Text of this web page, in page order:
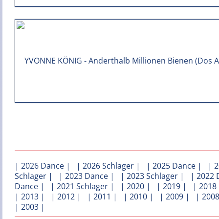
| 2026 Dance | | 2026 Schlager | | 2025 Dance | |
Schlager | | 2023 Dance | | 2023 Schlager | | 2022
Dance | | 2021 Schlager | | 2020 | | 2019 | | 2018
| 2013 | | 2012 | | 2011 | | 2010 | | 2009 | | 2008
| 2003 |